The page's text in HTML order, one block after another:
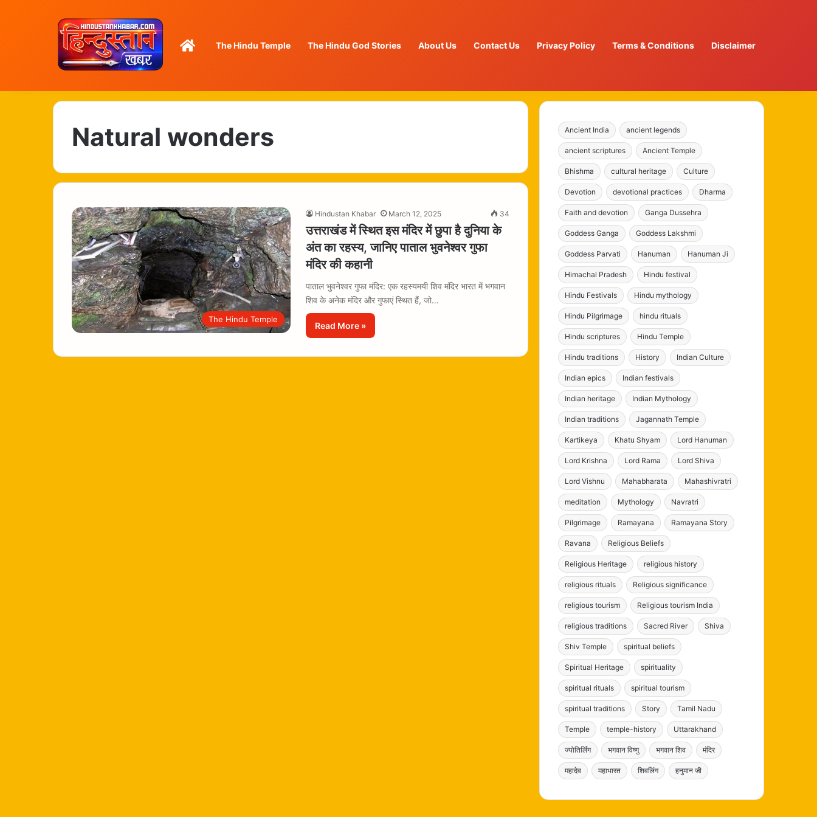
HomeThe Hindu Temple The Hindu God Stories About Us Contact Us Privacy Policy Terms & Conditions Disclaimer
Natural wonders
The Hindu Temple
Hindustan Khabar March 12, 2025 34
उत्तराखंड में स्थित इस मंदिर में छुपा है दुनिया के
अंत का रहस्य, जानिए पाताल भुवनेश्वर गुफा
मंदिर की कहानी
पाताल भुवनेश्वर गुफा मंदिर: एक रहस्यमयी शिव मंदिर भारत में भगवान
शिव के अनेक मंदिर और गुफाएं स्थित हैं, जो…
Read More »
Ancient India ancient legends
ancient scriptures Ancient Temple
Bhishma cultural heritage Culture
Devotion devotional practices Dharma
Faith and devotion Ganga Dussehra
Goddess Ganga Goddess Lakshmi
Goddess Parvati Hanuman Hanuman Ji
Himachal Pradesh Hindu festival
Hindu Festivals Hindu mythology
Hindu Pilgrimage hindu rituals
Hindu scriptures Hindu Temple
Hindu traditions History Indian Culture
Indian epics Indian festivals
Indian heritage Indian Mythology
Indian traditions Jagannath Temple
Kartikeya Khatu Shyam Lord Hanuman
Lord Krishna Lord Rama Lord Shiva
Lord Vishnu Mahabharata Mahashivratri
meditation Mythology Navratri
Pilgrimage Ramayana Ramayana Story
Ravana Religious Beliefs
Religious Heritage religious history
religious rituals Religious significance
religious tourism Religious tourism India
religious traditions Sacred River Shiva
Shiv Temple spiritual beliefs
Spiritual Heritage spirituality
spiritual rituals spiritual tourism
spiritual traditions Story Tamil Nadu
Temple temple-history Uttarakhand
ज्योतिर्लिंग भगवान विष्णु भगवान शिव मंदिर
महादेव महाभारत शिवलिंग हनुमान जी